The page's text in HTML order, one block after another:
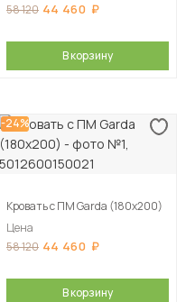
58 120 44 460
В корзину
-24%
Кровать с ПМ Garda (180х200)
Цена
58 120 44 460
В корзину